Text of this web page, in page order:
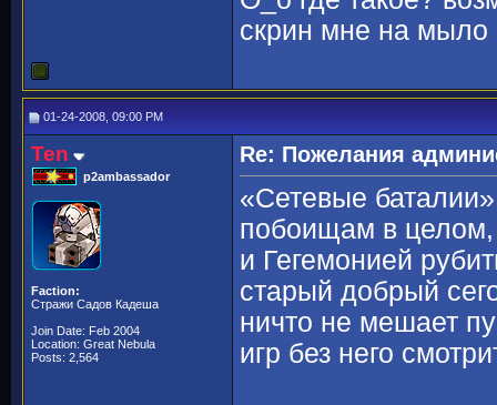
скрин мне на мыло
01-24-2008, 09:00 PM
Ten
p2ambassador
Faction:
Стражи Садов Кадеша
Join Date: Feb 2004
Location: Great Nebula
Posts: 2,564
Re: Пожелания
«Сетевые
побоищам в
и Гегемонией
старый добрый
ничто не мешает
игр без него